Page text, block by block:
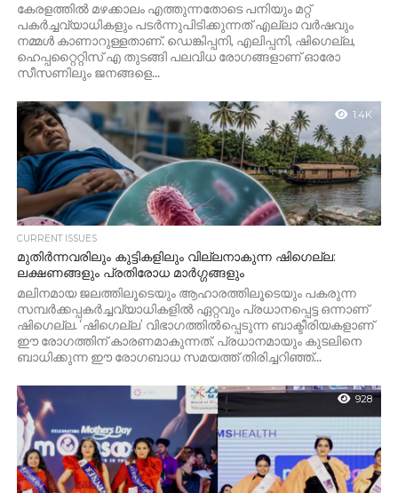
കേരളത്തിൽ മഴക്കാലം എത്തുന്നതോടെ പനിയും മറ്റ്
പകർച്ചവ്യാധികളും പടർന്നുപിടിക്കുന്നത് എല്ലാ വർഷവും
നമ്മൾ കാണാറുള്ളതാണ്. ഡെങ്കിപ്പനി, എലിപ്പനി, ഷിഗെല്ല,
ഹെപ്പറ്റൈറ്റിസ് എ തുടങ്ങി പലവിധ രോഗങ്ങളാണ് ഓരോ
സീസണിലും ജനങ്ങളെ...
1.4K
CURRENT ISSUES
മുതിർന്നവരിലും കുട്ടികളിലും വില്ലനാകുന്ന ഷിഗെല്ല:
ലക്ഷണങ്ങളും പ്രതിരോധ മാർഗ്ഗങ്ങളും
മലിനമായ ജലത്തിലൂടെയും ആഹാരത്തിലൂടെയും പകരുന്ന
സമ്പർക്കപ്പകർച്ചവ്യാധികളിൽ ഏറ്റവും പ്രധാനപ്പെട്ട ഒന്നാണ്
ഷിഗെല്ല. ‘ഷിഗെല്ല’ വിഭാഗത്തിൽപ്പെടുന്ന ബാക്ടീരിയകളാണ്
ഈ രോഗത്തിന് കാരണമാകുന്നത്. പ്രധാനമായും കുടലിനെ
ബാധിക്കുന്ന ഈ രോഗബാധ സമയത്ത് തിരിച്ചറിഞ്ഞ്...
928